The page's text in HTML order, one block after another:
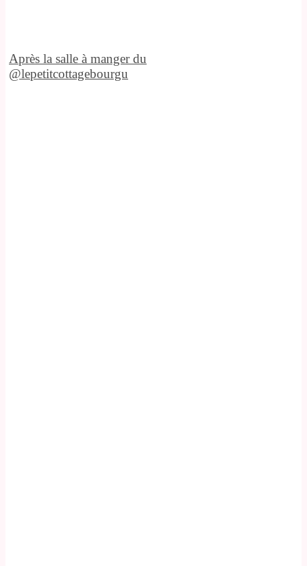
Après la salle à manger du
@lepetitcottagebourgu